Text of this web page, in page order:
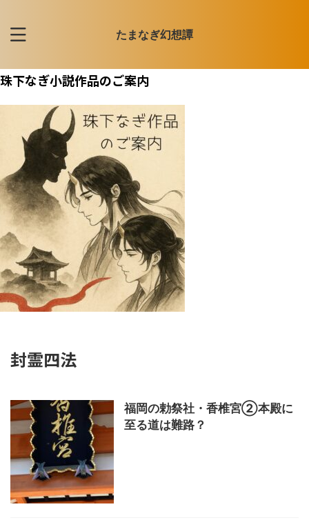
たまなぎ幻想譚
珠下なぎ小説作品のご案内
封霊四法
福岡の勅祭社・香椎宮②本殿に
至る道は難路？